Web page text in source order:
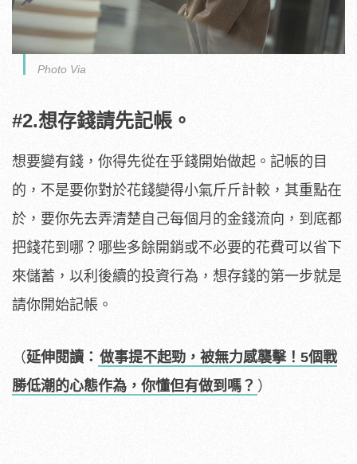
Photo Via
#2.想存錢請先記帳。
想要變有錢，你得先從在乎錢開始做起。記帳的目
的，不是要你對於花錢變得小氣斤斤計較，其重點在
於，要你先去弄清楚自己每個月的金錢流向，到底都
把錢花到哪？哪些多餘開銷或不必要的花費可以省下
來儲蓄，以利後續的投資行為，想存錢的第一步就是
請你開始記帳。
（延伸閱讀： 做事提不起勁，被無力感襲擊！5個戰
勝低潮的心態作為，你懂但有做到嗎？ ）